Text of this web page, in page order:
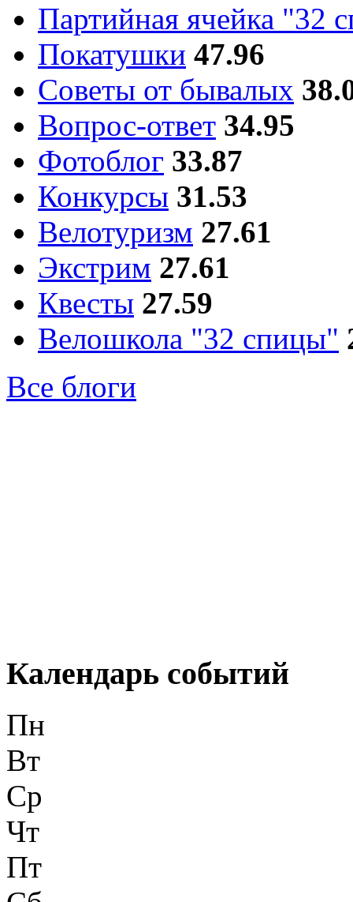
Партийная ячейка "32
Покатушки 47.96
Советы от бывалых
Вопрос-ответ 34.95
Фотоблог 33.87
Конкурсы 31.53
Велотуризм 27.61
Экстрим 27.61
Квесты 27.59
Велошкола "32 спицы"
Все блоги
Календарь событий
Пн
Вт
Ср
Чт
Пт